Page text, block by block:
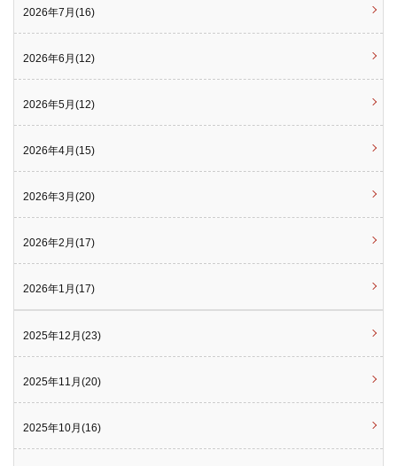
2026年7月(16)
2026年6月(12)
2026年5月(12)
2026年4月(15)
2026年3月(20)
2026年2月(17)
2026年1月(17)
2025年12月(23)
2025年11月(20)
2025年10月(16)